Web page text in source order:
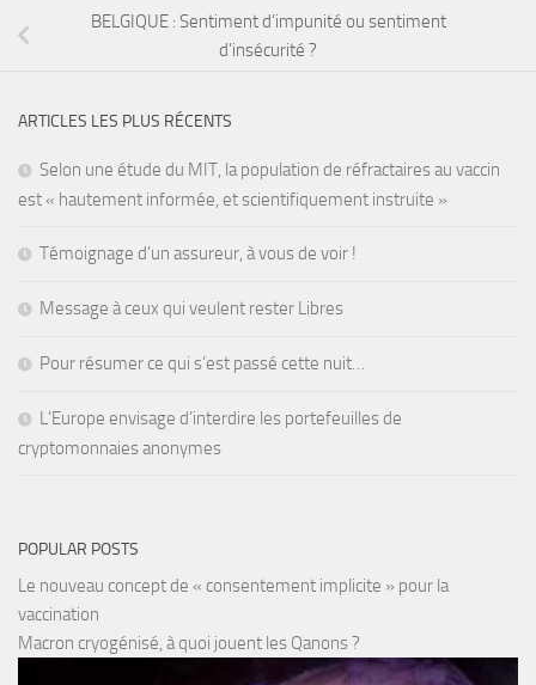
BELGIQUE : Sentiment d’impunité ou sentiment
d’insécurité ?
ARTICLES LES PLUS RÉCENTS
Selon une étude du MIT, la population de réfractaires au vaccin
est « hautement informée, et scientifiquement instruite »
Témoignage d’un assureur, à vous de voir !
Message à ceux qui veulent rester Libres
Pour résumer ce qui s’est passé cette nuit…
L’Europe envisage d’interdire les portefeuilles de
cryptomonnaies anonymes
POPULAR POSTS
Le nouveau concept de « consentement implicite » pour la
vaccination
Macron cryogénisé, à quoi jouent les Qanons ?